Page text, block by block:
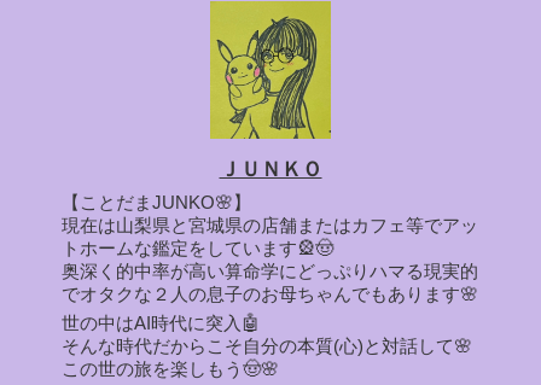
ＪＵＮＫＯ
【ことだまJUNKO🌸】
現在は山梨県と宮城県の店舗またはカフェ等でアッ
トホームな鑑定をしています🎡🤠
奥深く的中率が高い算命学にどっぷりハマる現実的
でオタクな２人の息子のお母ちゃんでもあります🌸
世の中はAI時代に突入🤖
そんな時代だからこそ自分の本質(心)と対話して🌸
この世の旅を楽しもう🤠🌸